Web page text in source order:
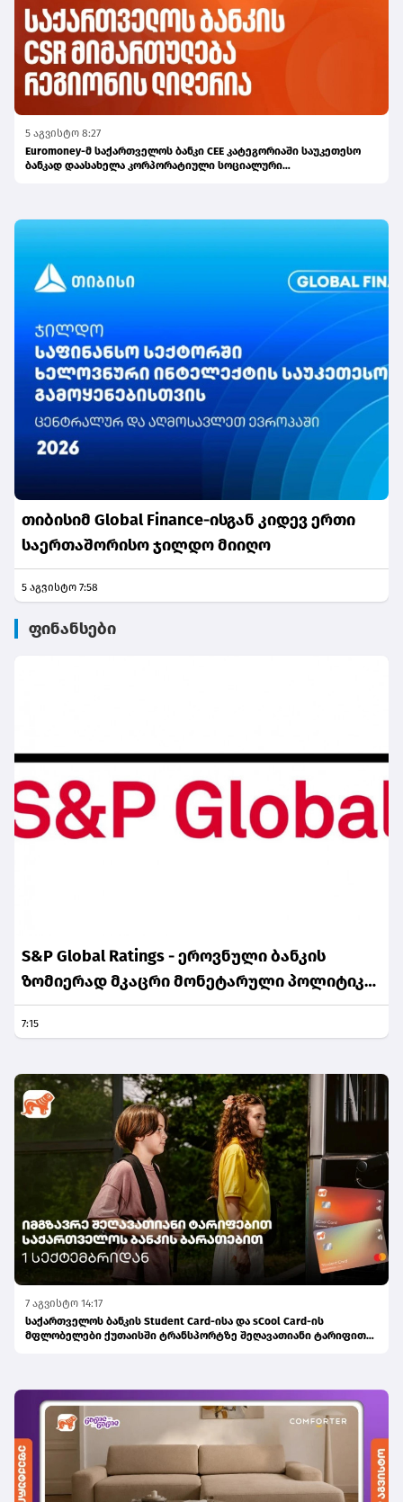
5 აგვისტო 8:27
Euromoney-მ საქართველოს ბანკი CEE კატეგორიაში საუკეთესო
ბანკად დაასახელა კორპორატიული სოციალური
თიბისიმ Global Finance-ისგან კიდევ ერთი
საერთაშორისო ჯილდო მიიღო
5 აგვისტო 7:58
ფინანსები
S&P Global Ratings - ეროვნული ბანკის
ზომიერად მკაცრი მონეტარული პოლიტიკა
ინფლაციური მოლოდინების სათანადო
დონეზე შენარჩუნებას უწყობს ხელს
7:15
7 აგვისტო 14:17
საქართველოს ბანკის Student Card-ისა და sCool Card-ის
მფლობელები ქუთაისში ტრანსპორტზე შეღავათიანი ტარიფით